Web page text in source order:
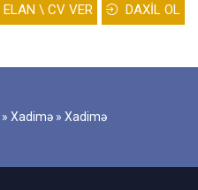
ELAN \ CV VER DAXİL OL
» Xadimə » Xadimə